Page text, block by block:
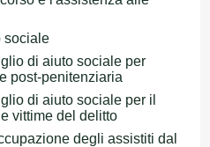
sociale
di aiuto sociale per
post-penitenziaria
di aiuto sociale per il
vittime del delitto
degli assistiti dal